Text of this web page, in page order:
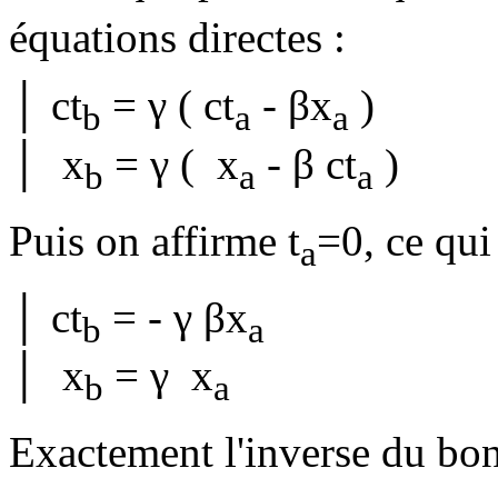
équations directes :
│ ctb = γ ( cta - βxa )
│ xb = γ ( xa - β cta )
Puis on affirme ta=0, ce
│ ctb = - γ βxa
│ xb = γ xa
Exactement l'inverse du